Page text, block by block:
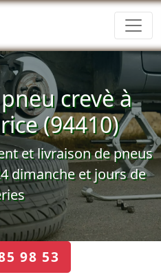
crevè à
(94410)
et livraison de pneus
dimanche et jours de
98 53